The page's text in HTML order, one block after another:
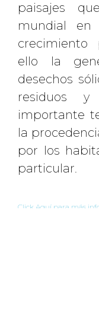
paisajes
mundial en
crecimiento
ello la
desechos
residuos y
importante
la
por los
particular.
Click Aquí para más